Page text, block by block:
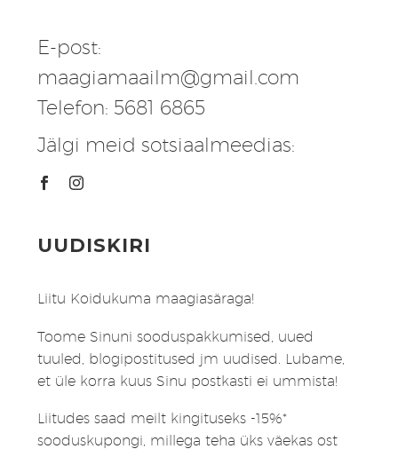
E-post:
maagiamaailm@gmail.com
Telefon: 5681 6865
Jälgi meid sotsiaalmeedias:
UUDISKIRI
Liitu Koidukuma maagiasäraga!
Toome Sinuni sooduspakkumised, uued
tuuled, blogipostitused jm uudised. Lubame,
et üle korra kuus Sinu postkasti ei ummista!
Liitudes saad meilt kingituseks -15%*
sooduskupongi, millega teha üks väekas ost